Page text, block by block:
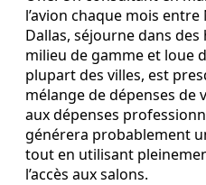
l’avion chaque mois
Dallas, séjourne dans
milieu de gamme et loue
plupart des villes, est
mélange de dépenses de
aux dépenses
générera probablement
tout en utilisant
l’accès aux salons.